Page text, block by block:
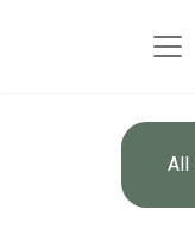
All